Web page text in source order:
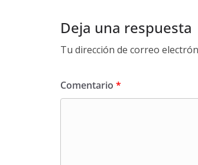
Deja una respuesta
Tu dirección de correo
Comentario *